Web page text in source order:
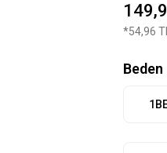
*54,96
Beden